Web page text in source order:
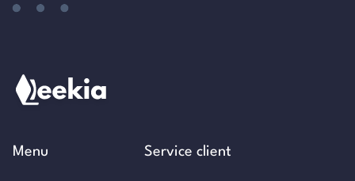
Menu Service client